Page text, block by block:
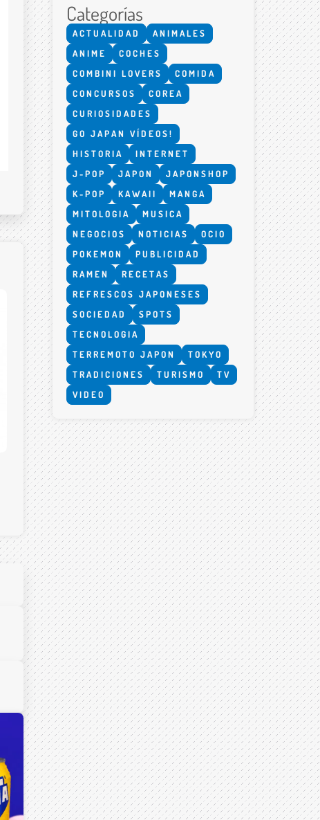
Categorías
ACTUALIDAD
ANIMALES
ANIME
COCHES
COMBINI LOVERS
COMIDA
CONCURSOS
COREA
CURIOSIDADES
GO JAPAN VÍDEOS!
HISTORIA
INTERNET
J-POP
JAPON
JAPONSHOP
K-POP
KAWAII
MANGA
MITOLOGIA
MUSICA
NEGOCIOS
NOTICIAS
OCIO
POKEMON
PUBLICIDAD
RAMEN
RECETAS
REFRESCOS JAPONESES
SOCIEDAD
SPOTS
TECNOLOGIA
TERREMOTO JAPON
TOKYO
TRADICIONES
TURISMO
TV
VIDEO
Enviar